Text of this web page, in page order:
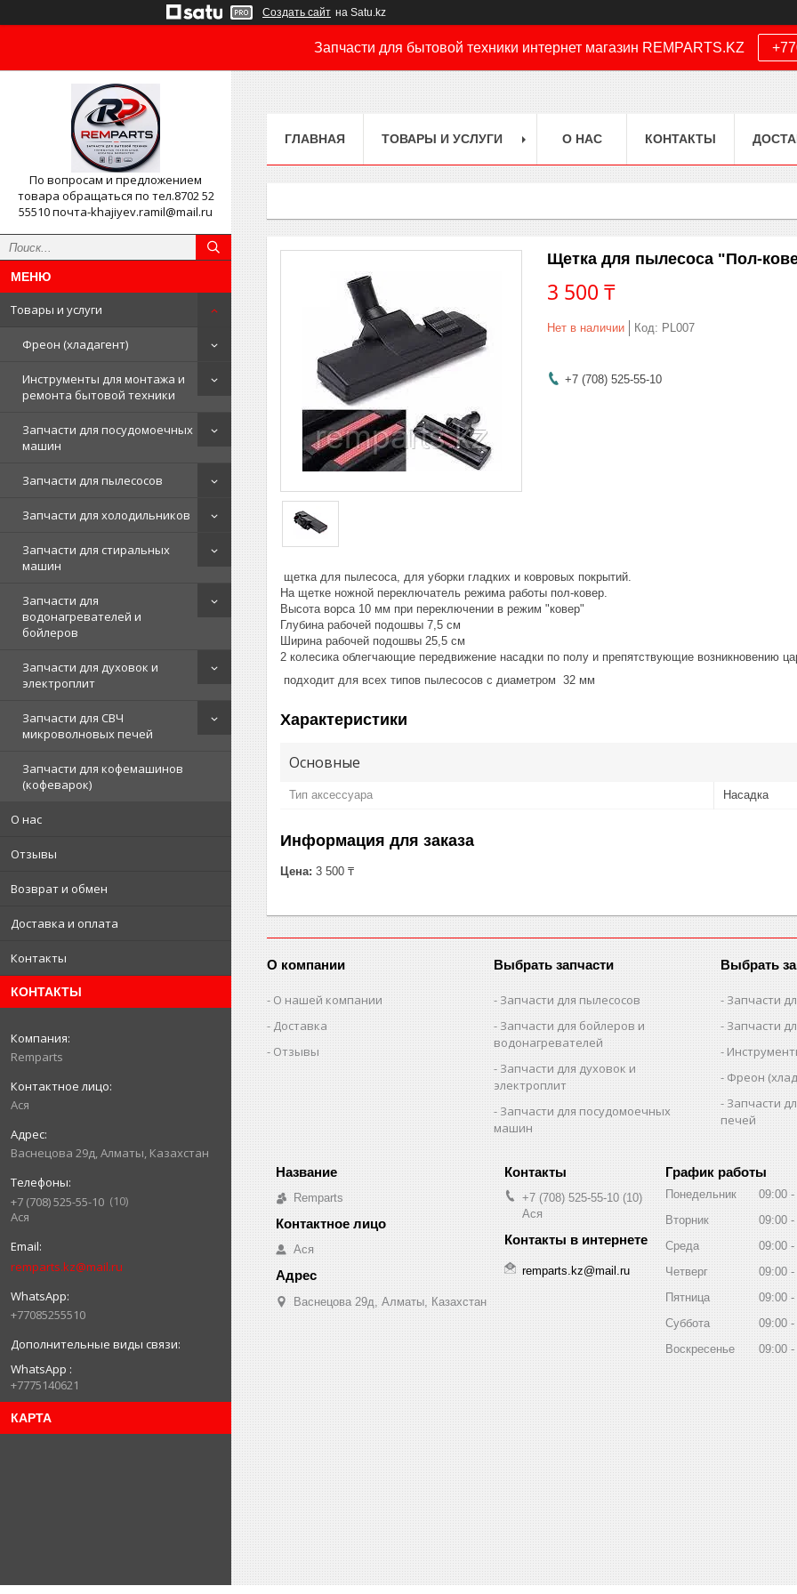
Создать сайт на Satu.kz
Запчасти для бытовой техники интернет магазин REMPARTS.KZ
По вопросам и предложением
товара обращаться по тел.8702 52
55510 почта-khajiyev.ramil@mail.ru
Товары и услуги
Фреон (хладагент)
Инструменты для монтажа и
ремонта бытовой техники
Запчасти для посудомоечных
машин
Запчасти для пылесосов
Запчасти для холодильников
Запчасти для стиральных
машин
Запчасти для
водонагревателей и
бойлеров
Запчасти для духовок и
электроплит
Запчасти для СВЧ
микроволновых печей
Запчасти для кофемашинов
(кофеварок)
О нас
Отзывы
Возврат и обмен
Доставка и оплата
Контакты
КОНТАКТЫ
Remparts
Ася
Васнецова 29д, Алматы, Казахстан
+7 (708) 525-55-10
10
Ася
remparts.kz@mail.ru
+77085255510
WhatsApp
+7775140621
КАРТА
ГЛАВНАЯ ТОВАРЫ И УСЛУГИ О НАС КОНТАКТЫ
Щетка для пылесоса "Пол-
3 500 ₸
Нет в наличии Код: PL007
+7 (708) 525-55-10
щетка для пылесоса, для уборки гладких и ковровых покрытий.
На щетке ножной переключатель режима работы пол-ковер.
Высота ворса 10 мм при переключении в режим "ковер"
Глубина рабочей подошвы 7,5 см
Ширина рабочей подошвы 25,5 см
2 колесика облегчающие передвижение насадки по полу и препятствующие возникновению
подходит для всех типов пылесосов с диаметром 32 мм
Характеристики
Основные
Тип аксессуара Насадка
Информация для заказа
Цена: 3 500 ₸
О компании
О нашей компании
Доставка
Отзывы
Выбрать запчасти
Запчасти для пылесосов
Запчасти для бойлеров и
водонагревателей
Запчасти для духовок и
электроплит
Запчасти для посудомоечных
машин
Выбрать
Запчасти
Запчасти
Фреон
Запчасти
печей
Remparts
Ася
Васнецова 29д, Алматы, Казахстан
+7 (708) 525-55-10 10
Ася
remparts.kz@mail.ru
График работы
Понедельник 09:00
Вторник
09:00
Среда
09:00
Четверг
09:00
Пятница
09:00
Суббота
09:00
Воскресенье
09:00